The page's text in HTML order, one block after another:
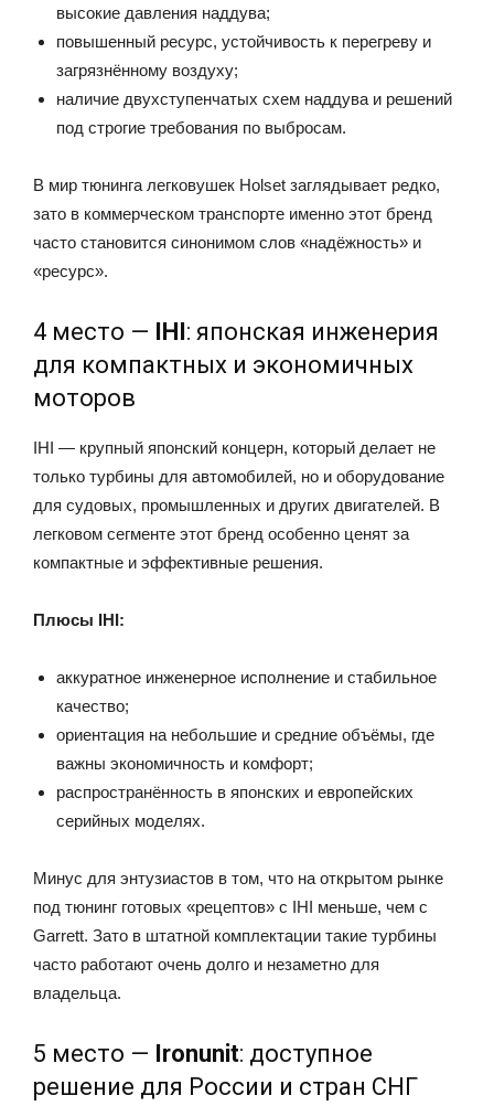
высокие давления наддува;
повышенный ресурс, устойчивость к перегреву и
загрязнённому воздуху;
наличие двухступенчатых схем наддува и решений
под строгие требования по выбросам.
В мир тюнинга легковушек Holset заглядывает редко,
зато в коммерческом транспорте именно этот бренд
часто становится синонимом слов «надёжность» и
«ресурс».
4 место — IHI: японская инженерия
для компактных и экономичных
моторов
IHI — крупный японский концерн, который делает не
только турбины для автомобилей, но и оборудование
для судовых, промышленных и других двигателей. В
легковом сегменте этот бренд особенно ценят за
компактные и эффективные решения.
Плюсы IHI:
аккуратное инженерное исполнение и стабильное
качество;
ориентация на небольшие и средние объёмы, где
важны экономичность и комфорт;
распространённость в японских и европейских
серийных моделях.
Минус для энтузиастов в том, что на открытом рынке
под тюнинг готовых «рецептов» с IHI меньше, чем с
Garrett. Зато в штатной комплектации такие турбины
часто работают очень долго и незаметно для
владельца.
5 место — Ironunit: доступное
решение для России и стран СНГ